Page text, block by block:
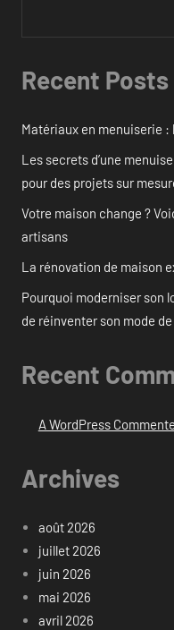
Recent Posts
Matériaux en menuiserie :
Les secrets d’une
pour des projets sur
Votre maison change ?
artisans
La rénovation de maison
Pourquoi moderniser son
de réinventer son mode
Recent
A WordPress
Archives
août 2026
juillet 2026
juin 2026
mai 2026
avril 2026